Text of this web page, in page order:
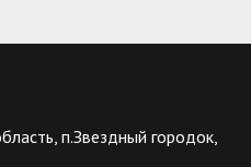
п.Звездный городок,